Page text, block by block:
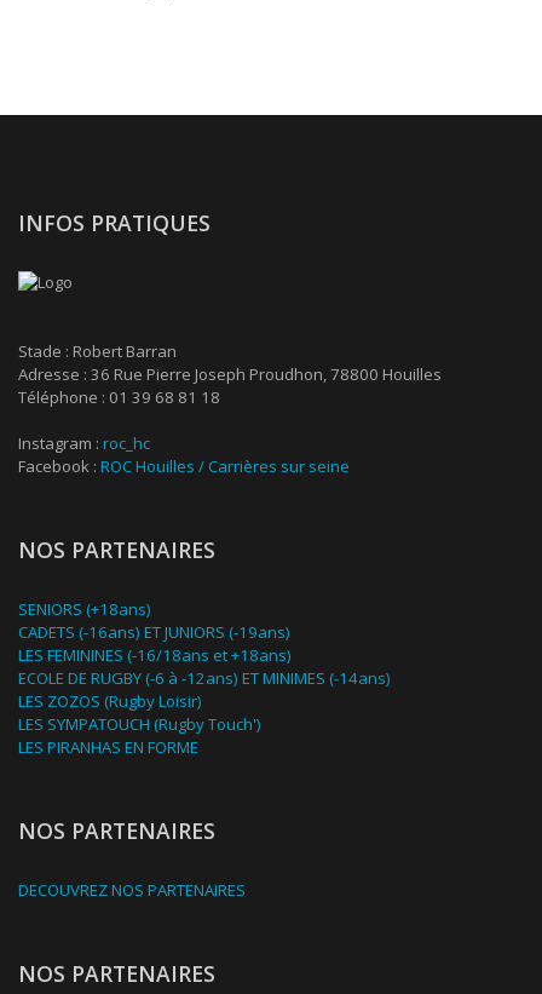
INFOS PRATIQUES
Stade : Robert Barran
Adresse : 36 Rue Pierre Joseph Proudhon, 78800 Houilles
Téléphone : 01 39 68 81 18
Instagram : roc_hc
Facebook : ROC Houilles / Carrières sur seine
NOS PARTENAIRES
SENIORS (+18ans)
CADETS (-16ans) ET JUNIORS (-19ans)
LES FEMININES (-16/18ans et +18ans)
ECOLE DE RUGBY (-6 à -12ans) ET MINIMES (-14ans)
LES ZOZOS (Rugby Loisir)
LES SYMPATOUCH (Rugby Touch')
LES PIRANHAS EN FORME
NOS PARTENAIRES
DECOUVREZ NOS PARTENAIRES
NOS PARTENAIRES